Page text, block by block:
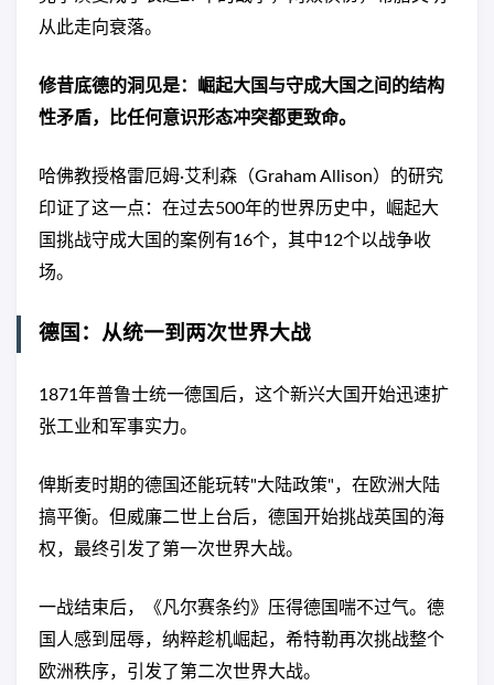
从此走向衰落。
修昔底德的洞见是：崛起大国与守成大国之间的结构
性矛盾，比任何意识形态冲突都更致命。
哈佛教授格雷厄姆·艾利森（Graham Allison）的研究
印证了这一点：在过去500年的世界历史中，崛起大
国挑战守成大国的案例有16个，其中12个以战争收
场。
德国：从统一到两次世界大战
1871年普鲁士统一德国后，这个新兴大国开始迅速扩
张工业和军事实力。
俾斯麦时期的德国还能玩转"大陆政策"，在欧洲大陆
搞平衡。但威廉二世上台后，德国开始挑战英国的海
权，最终引发了第一次世界大战。
一战结束后，《凡尔赛条约》压得德国喘不过气。德
国人感到屈辱，纳粹趁机崛起，希特勒再次挑战整个
欧洲秩序，引发了第二次世界大战。